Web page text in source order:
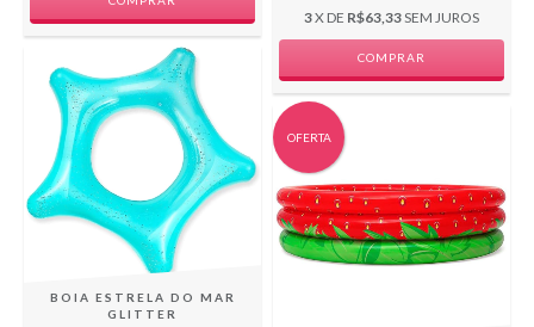
3X DE R$63,33SEM JUROS
BOIA ESTRELA DO MAR
GLITTER
OFERTA